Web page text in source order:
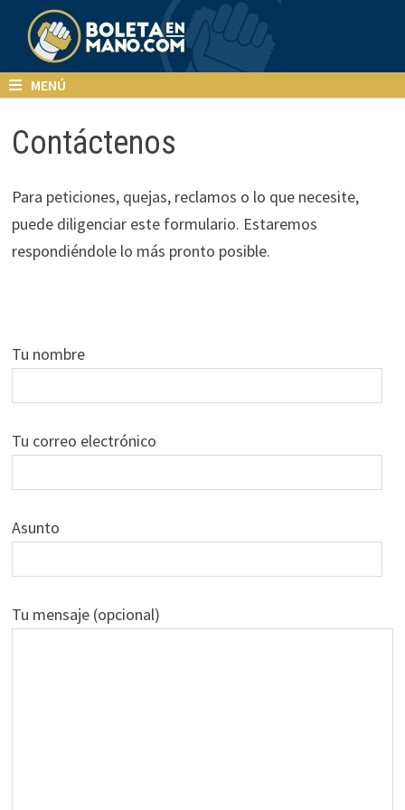
Saltar
contenido
MENÚ
Contáctenos
Para peticiones, quejas, reclamos o lo que necesite,
puede diligenciar este formulario. Estaremos
respondiéndole lo más pronto posible.
Tu nombre
Tu correo electrónico
Asunto
Tu mensaje (opcional)